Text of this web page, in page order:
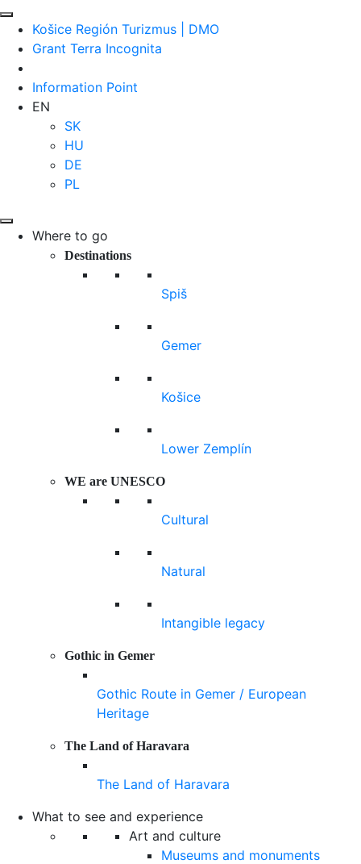
Košice Región Turizmus | DMO
Grant Terra Incognita
Information Point
EN
SK
HU
DE
PL
Where to go
Destinations
Spiš
Gemer
Košice
Lower Zemplín
WE are UNESCO
Cultural
Natural
Intangible legacy
Gothic in Gemer
Gothic Route in Gemer / European
Heritage
The Land of Haravara
The Land of Haravara
What to see and experience
Art and culture
Museums and monuments